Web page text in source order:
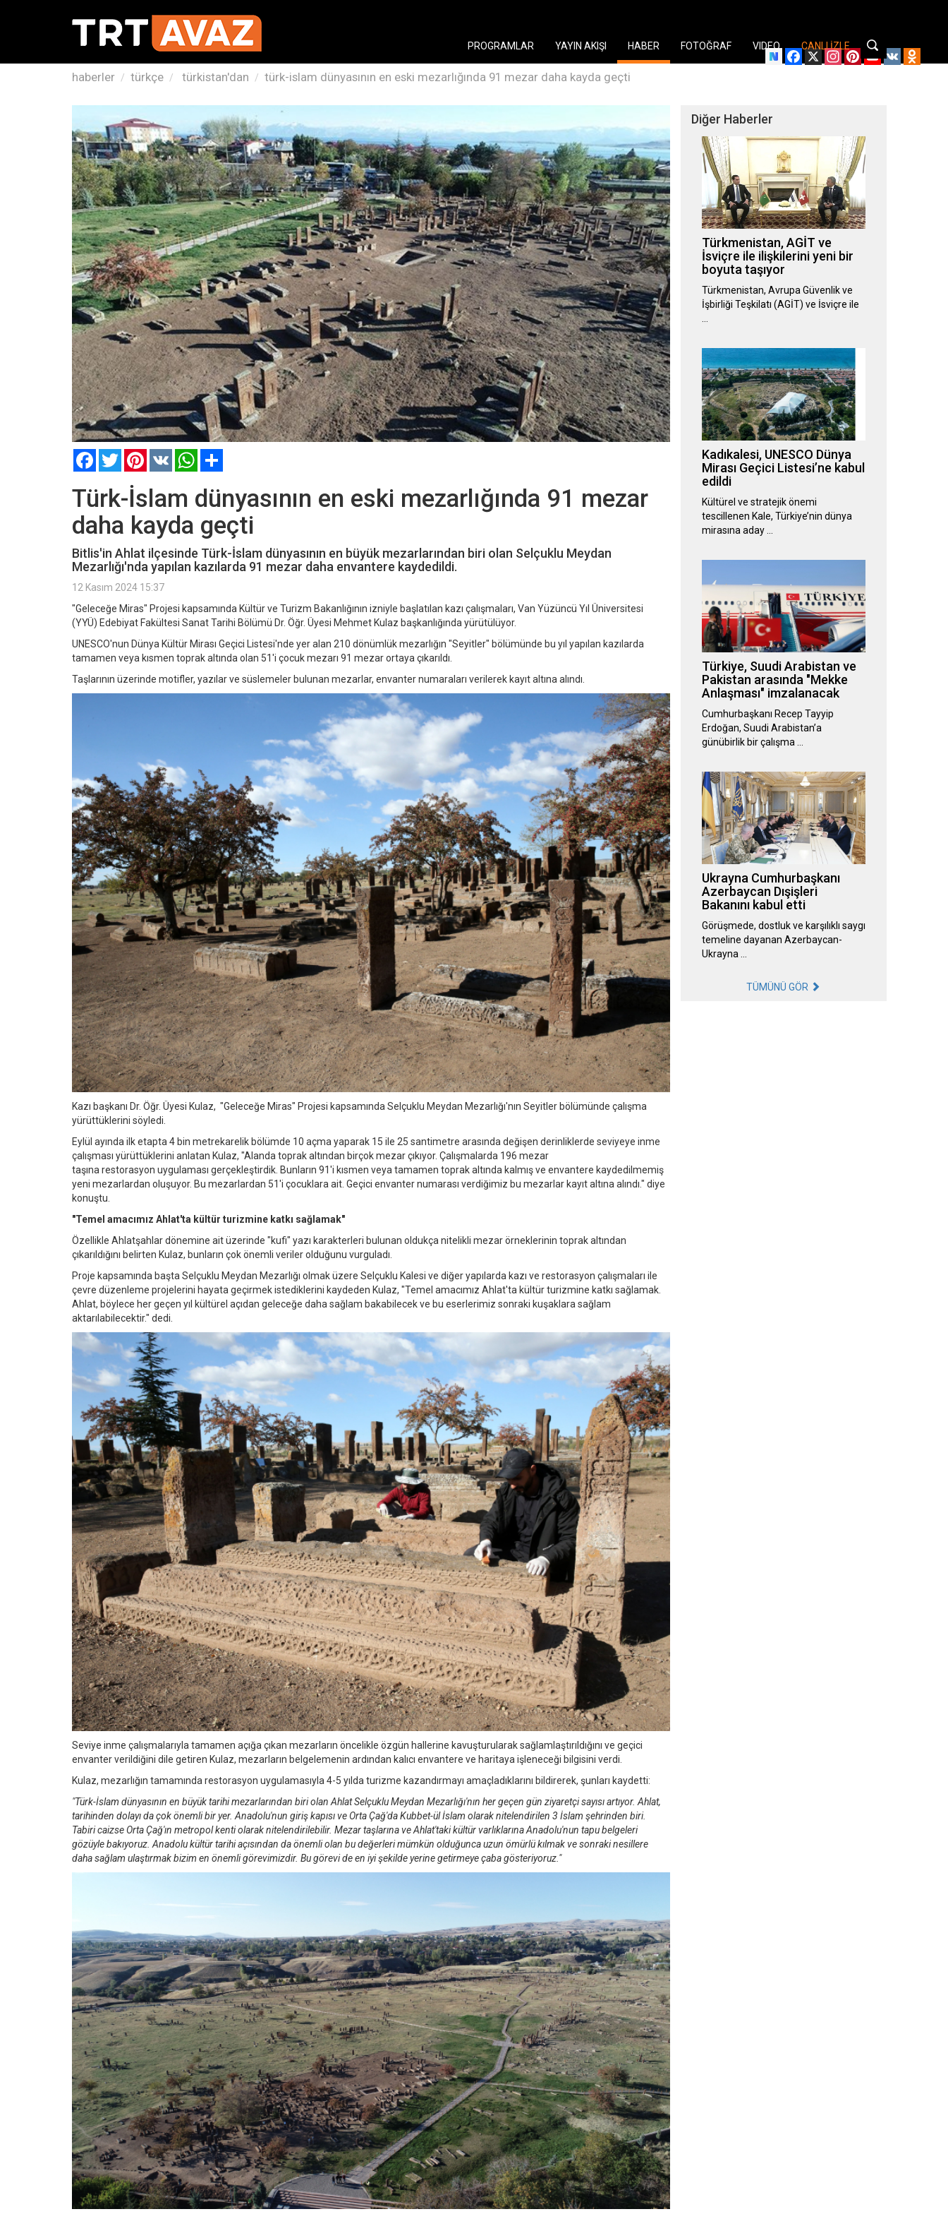
Facebook
X Instagram
PinterestYouTube
VK
PROGRAMLAR YAYIN AKIŞI HABER FOTOĞRAF VIDEO CANLI İZLE
haberler türkçe türkistan'dan türk-islam dünyasının en eski mezarlığında 91 mezar daha kayda geçti
FacebookTwitterPinterest
VK WhatsApp
Türk-İslam dünyasının en eski mezarlığında 91 mezar
daha kayda geçti
Bitlis'in Ahlat ilçesinde Türk-İslam dünyasının en büyük mezarlarından biri olan Selçuklu Meydan
Mezarlığı'nda yapılan kazılarda 91 mezar daha envantere kaydedildi.
12 Kasım 2024 15:37
"Geleceğe Miras" Projesi kapsamında Kültür ve Turizm Bakanlığının izniyle başlatılan kazı çalışmaları, Van Yüzüncü Yıl Üniversitesi
(YYÜ) Edebiyat Fakültesi Sanat Tarihi Bölümü Dr. Öğr. Üyesi Mehmet Kulaz başkanlığında yürütülüyor.
UNESCO'nun Dünya Kültür Mirası Geçici Listesi'nde yer alan 210 dönümlük mezarlığın "Seyitler" bölümünde bu yıl yapılan kazılarda
tamamen veya kısmen toprak altında olan 51'i çocuk mezarı 91 mezar ortaya çıkarıldı.
Taşlarının üzerinde motifler, yazılar ve süslemeler bulunan mezarlar, envanter numaraları verilerek kayıt altına alındı.
Kazı başkanı Dr. Öğr. Üyesi Kulaz, "Geleceğe Miras" Projesi kapsamında Selçuklu Meydan Mezarlığı'nın Seyitler bölümünde çalışma
yürüttüklerini söyledi.
Eylül ayında ilk etapta 4 bin metrekarelik bölümde 10 açma yaparak 15 ile 25 santimetre arasında değişen derinliklerde seviyeye inme
çalışması yürüttüklerini anlatan Kulaz, "Alanda toprak altından birçok mezar çıkıyor. Çalışmalarda 196 mezar
taşına restorasyon uygulaması gerçekleştirdik. Bunların 91'i kısmen veya tamamen toprak altında kalmış ve envantere kaydedilmemiş
yeni mezarlardan oluşuyor. Bu mezarlardan 51'i çocuklara ait. Geçici envanter numarası verdiğimiz bu mezarlar kayıt altına alındı." diye
konuştu.
"Temel amacımız Ahlat'ta kültür turizmine katkı sağlamak"
Özellikle Ahlatşahlar dönemine ait üzerinde "kufi" yazı karakterleri bulunan oldukça nitelikli mezar örneklerinin toprak altından
çıkarıldığını belirten Kulaz, bunların çok önemli veriler olduğunu vurguladı.
Proje kapsamında başta Selçuklu Meydan Mezarlığı olmak üzere Selçuklu Kalesi ve diğer yapılarda kazı ve restorasyon çalışmaları ile
çevre düzenleme projelerini hayata geçirmek istediklerini kaydeden Kulaz, "Temel amacımız Ahlat'ta kültür turizmine katkı sağlamak.
Ahlat, böylece her geçen yıl kültürel açıdan geleceğe daha sağlam bakabilecek ve bu eserlerimiz sonraki kuşaklara sağlam
aktarılabilecektir." dedi.
Seviye inme çalışmalarıyla tamamen açığa çıkan mezarların öncelikle özgün hallerine kavuşturularak sağlamlaştırıldığını ve geçici
envanter verildiğini dile getiren Kulaz, mezarların belgelemenin ardından kalıcı envantere ve haritaya işleneceği bilgisini verdi.
Kulaz, mezarlığın tamamında restorasyon uygulamasıyla 4-5 yılda turizme kazandırmayı amaçladıklarını bildirerek, şunları kaydetti:
"Türk-İslam dünyasının en büyük tarihi mezarlarından biri olan Ahlat Selçuklu Meydan Mezarlığı'nın her geçen gün ziyaretçi sayısı artıyor. Ahlat,
tarihinden dolayı da çok önemli bir yer. Anadolu'nun giriş kapısı ve Orta Çağ'da Kubbet-ül İslam olarak nitelendirilen 3 İslam şehrinden biri.
Tabiri caizse Orta Çağ'ın metropol kenti olarak nitelendirilebilir. Mezar taşlarına ve Ahlat'taki kültür varlıklarına Anadolu'nun tapu belgeleri
gözüyle bakıyoruz. Anadolu kültür tarihi açısından da önemli olan bu değerleri mümkün olduğunca uzun ömürlü kılmak ve sonraki nesillere
daha sağlam ulaştırmak bizim en önemli görevimizdir. Bu görevi de en iyi şekilde yerine getirmeye çaba gösteriyoruz."
Diğer Haberler
Türkmenistan, AGİT ve
İsviçre ile ilişkilerini yeni bir
boyuta taşıyor
Türkmenistan, Avrupa Güvenlik ve
İşbirliği Teşkilatı (AGİT) ve İsviçre ile
Kadıkalesi, UNESCO Dünya
Mirası Geçici Listesi’ne kabul
edildi
Kültürel ve stratejik önemi
tescillenen Kale, Türkiye’nin dünya
mirasına aday …
Türkiye, Suudi Arabistan ve
Pakistan arasında "Mekke
Anlaşması" imzalanacak
Cumhurbaşkanı Recep Tayyip
Erdoğan, Suudi Arabistan’a
günübirlik bir çalışma …
Ukrayna Cumhurbaşkanı
Azerbaycan Dışişleri
Bakanını kabul etti
Görüşmede, dostluk ve karşılıklı saygı
temeline dayanan Azerbaycan-
Ukrayna …
TÜMÜNÜ GÖR